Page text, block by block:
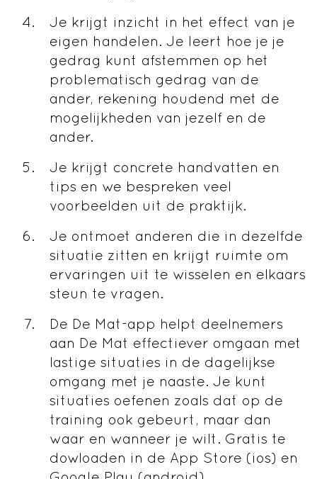
Je krijgt inzicht in het effect van je
eigen handelen. Je leert hoe je je
gedrag kunt afstemmen op het
problematisch gedrag van de
ander, rekening houdend met de
mogelijkheden van jezelf en de
ander.
Je krijgt concrete handvatten en
tips en we bespreken veel
voorbeelden uit de praktijk.
Je ontmoet anderen die in dezelfde
situatie zitten en krijgt ruimte om
ervaringen uit te wisselen en elkaars
steun te vragen.
De De Mat-app helpt deelnemers
aan De Mat effectiever omgaan met
lastige situaties in de dagelijkse
omgang met je naaste. Je kunt
situaties oefenen zoals dat op de
training ook gebeurt, maar dan
waar en wanneer je wilt. Gratis te
dowloaden in de App Store (ios) en